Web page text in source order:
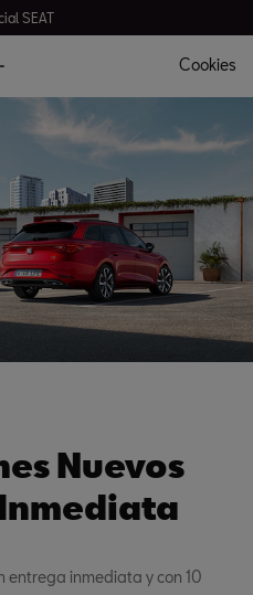
SEAT
Cookies
Nuevos
entrega inmediata y con 10